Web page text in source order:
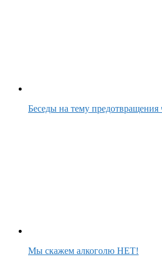
Беседы на тему
Мы скажем алкоголю НЕТ!